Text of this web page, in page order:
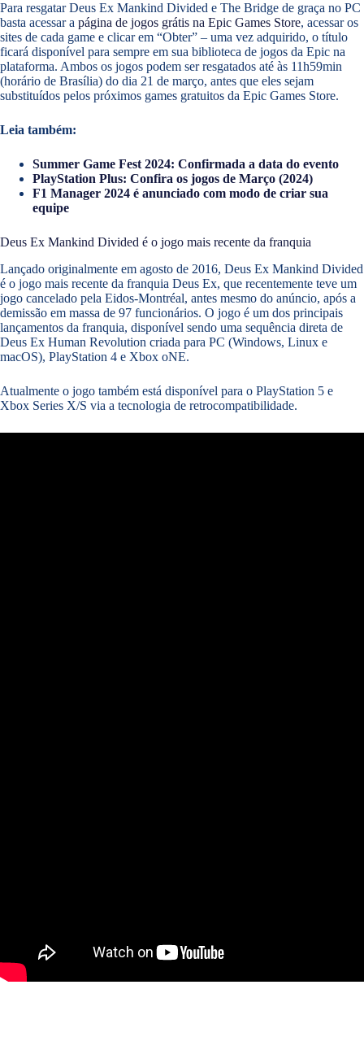
Para resgatar Deus Ex Mankind Divided e The Bridge de graça no PC
basta acessar a página de jogos grátis na Epic Games Store, acessar os
sites de cada game e clicar em “Obter” – uma vez adquirido, o título
ficará disponível para sempre em sua biblioteca de jogos da Epic na
plataforma. Ambos os jogos podem ser resgatados até às 11h59min
(horário de Brasília) do dia 21 de março, antes que eles sejam
substituídos pelos próximos games gratuitos da Epic Games Store.
Leia também:
Summer Game Fest 2024: Confirmada a data do evento
PlayStation Plus: Confira os jogos de Março (2024)
F1 Manager 2024 é anunciado com modo de criar sua
equipe
Deus Ex Mankind Divided é o jogo mais recente da franquia
Lançado originalmente em agosto de 2016, Deus Ex Mankind Divided
é o jogo mais recente da franquia Deus Ex, que recentemente teve um
jogo cancelado pela Eidos-Montréal, antes mesmo do anúncio, após a
demissão em massa de 97 funcionários. O jogo é um dos principais
lançamentos da franquia, disponível sendo uma sequência direta de
Deus Ex Human Revolution criada para PC (Windows, Linux e
macOS), PlayStation 4 e Xbox oNE.
Atualmente o jogo também está disponível para o PlayStation 5 e
Xbox Series X/S via a tecnologia de retrocompatibilidade.